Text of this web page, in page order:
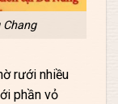
rưới nhiều
phần vỏ